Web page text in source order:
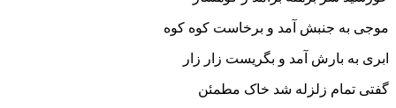
موجی به جنبش آمد و برخاست کوه کوه
ابری به بارش آمد و بگریست زار زار
گفتی تمام زلزله شد خاک مطمئن